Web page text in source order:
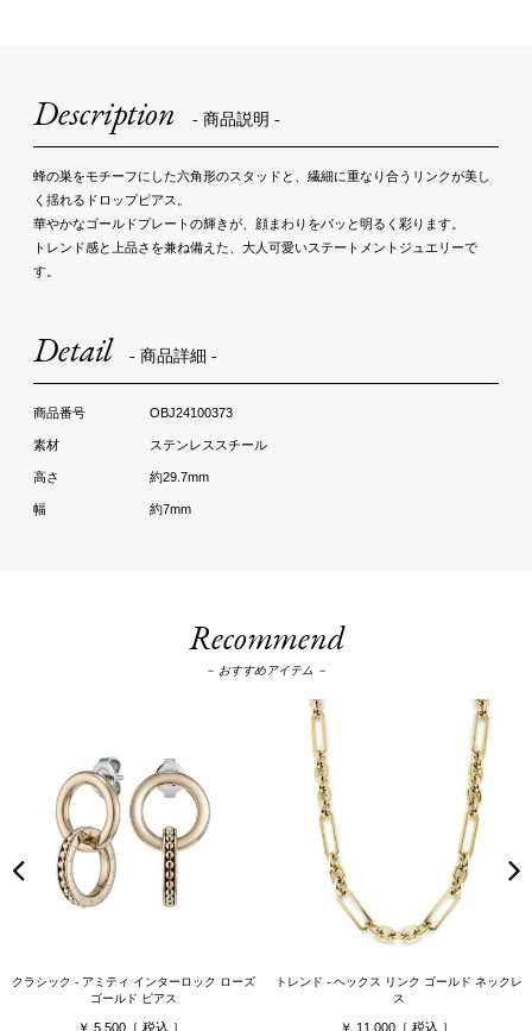
Description - 商品説明 -
蜂の巣をモチーフにした六角形のスタッドと、繊細に重なり合うリンクが美し
く揺れるドロップピアス。
華やかなゴールドプレートの輝きが、顔まわりをパッと明るく彩ります。
トレンド感と上品さを兼ね備えた、大人可愛いステートメントジュエリーで
す。
Detail - 商品詳細 -
OBJ24100373
ステンレススチール
約29.7mm
約7mm
Recommend
－ おすすめアイテム －
クラシック - アミティ インターロック ローズ
ゴールド ピアス
5,500
トレンド - ヘックス リンク ゴールド ネックレ
ス
11,000